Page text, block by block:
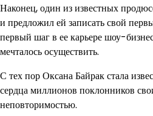
Наконец, один из известных
и предложил ей записать свой
первый шаг в ее карьере шоу-
мечталось осуществить.
С тех пор Оксана Байрак стала
сердца миллионов поклонников
неповторимостью.